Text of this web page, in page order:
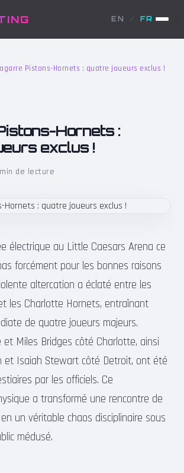
EN / FR
Pistons-Hornets : quatre joueurs exclus !
Hornets :
exclus !
de lecture
électrique au Little Caesars Arena ce
forcément pour les bonnes raisons
altercation a éclaté entre les
les Charlotte Hornets, entraînant
de quatre joueurs majeurs.
et Miles Bridges côté Charlotte, ainsi
et Isaiah Stewart côté Detroit, ont été
par les officiels. Ce
a transformé une rencontre de
un véritable chaos disciplinaire sous
médusé.